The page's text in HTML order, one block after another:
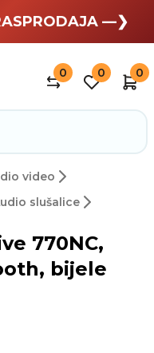
—❯ —❯
0 0 0
video
slušalice
770NC,
bijele